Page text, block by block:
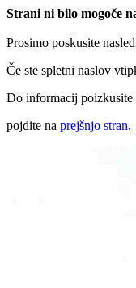
Strani ni bilo mogoče
Prosimo poskusite
Če ste spletni naslov
Do informacij poizkusite
pojdite na prejšnjo stran.